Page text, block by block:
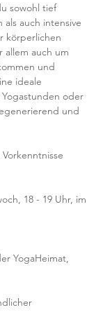
sowohl tief
auch intensive
körperlichen
allem auch um
und
ideale
oder
und
18 - 19 Uhr, im
YogaHeimat,